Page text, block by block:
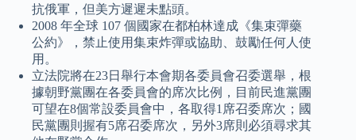
抗俄軍，但美方遲遲未點頭。
2008 年全球 107 個國家在都柏林達成《集束彈藥
公約》，禁止使用集束炸彈或協助、鼓勵任何人使
用。
立法院將在23日舉行本會期各委員會召委選舉，根
據朝野黨團在各委員會的席次比例，目前民進黨團
可望在8個常設委員會中，各取得1席召委席次；國
民黨團則握有5席召委席次，另外3席則必須尋求其